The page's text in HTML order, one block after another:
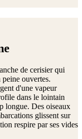
de cerisier qui
ouvertes.
d'une vapeur
dans le lointain
longue. Des oiseaux
glissent sur
respire par ses vides